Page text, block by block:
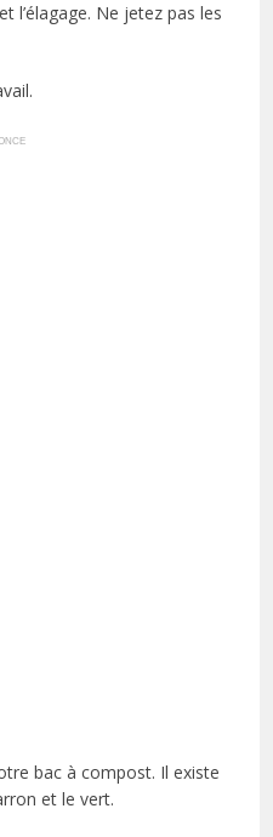
l’élagage. Ne jetez pas les
bac à compost. Il existe
et le vert.